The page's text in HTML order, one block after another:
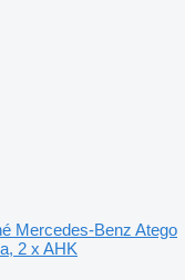
Mercedes-Benz Atego
2 x AHK